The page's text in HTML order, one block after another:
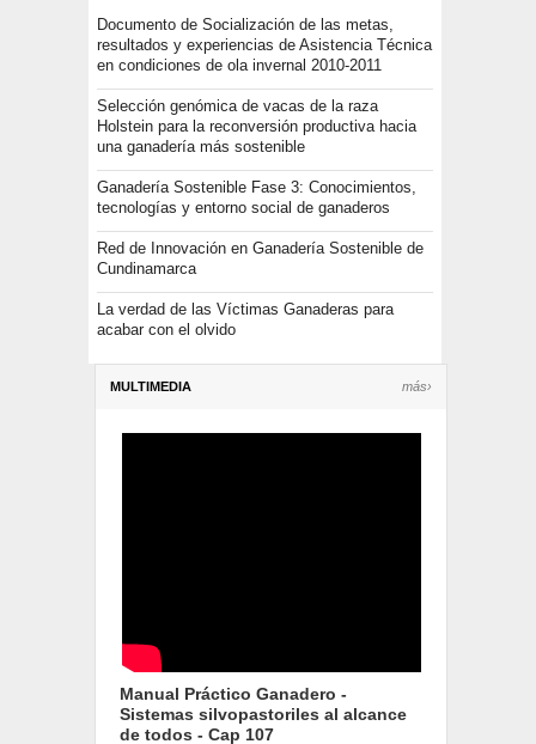
Documento de Socialización de las metas,
resultados y experiencias de Asistencia Técnica
en condiciones de ola invernal 2010-2011
Selección genómica de vacas de la raza
Holstein para la reconversión productiva hacia
una ganadería más sostenible
Ganadería Sostenible Fase 3: Conocimientos,
tecnologías y entorno social de ganaderos
Red de Innovación en Ganadería Sostenible de
Cundinamarca
La verdad de las Víctimas Ganaderas para
acabar con el olvido
MULTIMEDIA más›
Manual Práctico Ganadero -
Sistemas silvopastoriles al alcance
de todos - Cap 107